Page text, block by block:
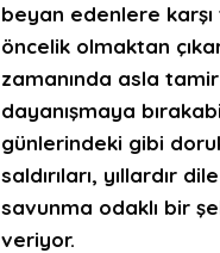
beyan edenlere karşı
öncelik olmaktan
zamanında asla
dayanışmaya
günlerindeki gibi
saldırıları, yıllardır
savunma odaklı bir
veriyor.